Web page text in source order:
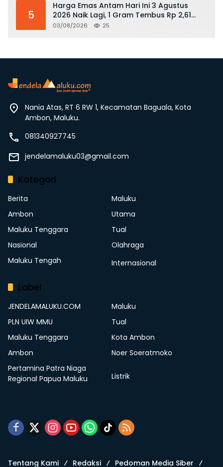
5
Harga Emas Antam Hari Ini 3 Agustus
2026 Naik Lagi, 1 Gram Tembus Rp 2,61
Juta
03/08/2026 25
Nania Atas, RT 6 RW 1, Kecamatan Baguala, Kota
Ambon, Maluku.
081340927745
jendelamaluku03@gmail.com
Kategori
Berita
Maluku
Ambon
Utama
Maluku Tenggara
Tual
Nasional
Olahraga
Maluku Tengah
Internasional
Label
JENDELAMALUKU.COM
Maluku
PLN UIW MMU
Tual
Maluku Tenggara
Kota Ambon
Ambon
Noer Soeratmoko
Pertamina Patra Niaga
Regional Papua Maluku
Listrik
Tentang Kami Redaksi Pedoman Media Siber